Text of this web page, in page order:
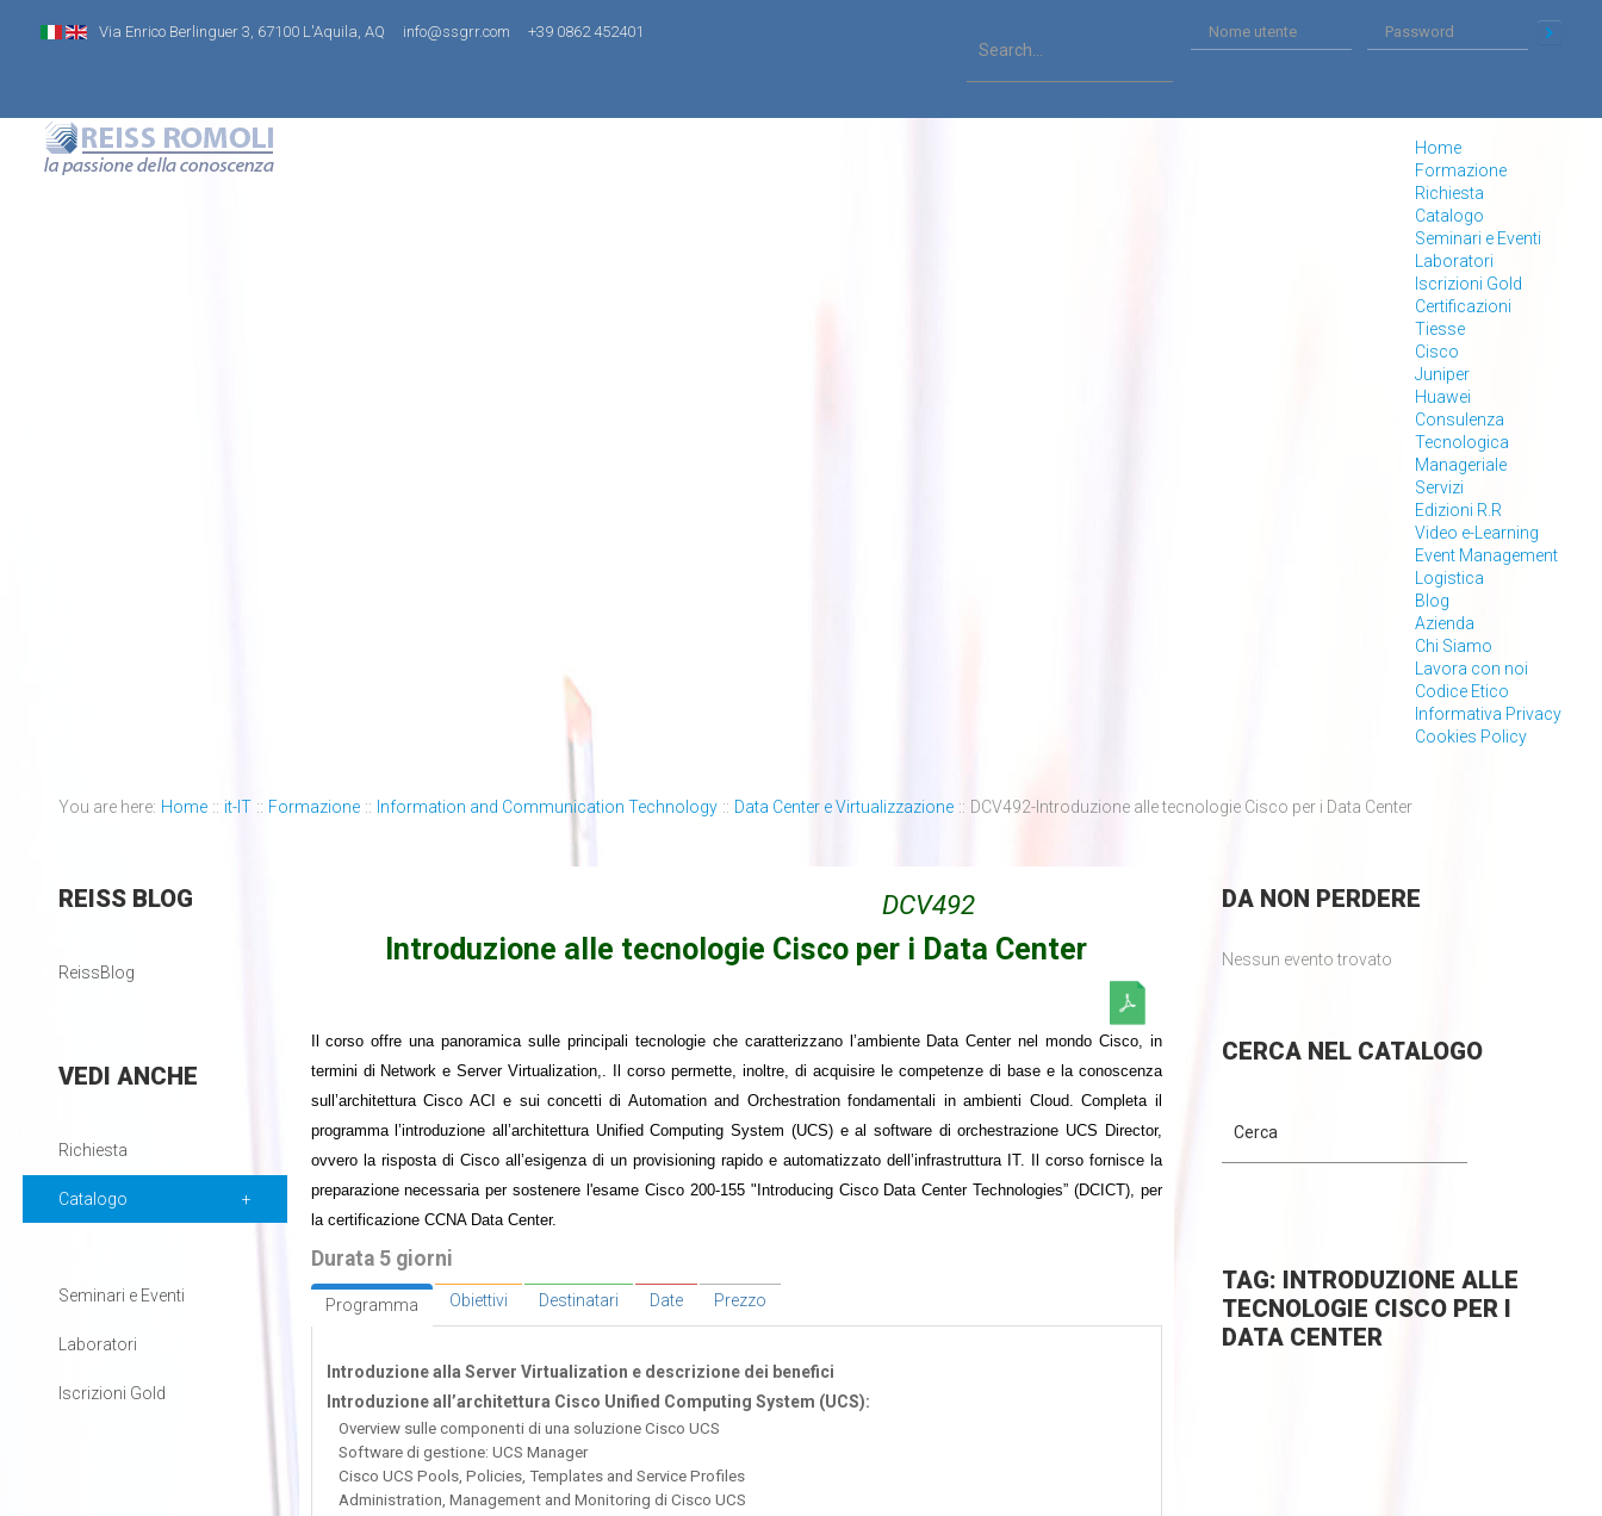
Via Enrico Berlinguer 3, 67100 L'Aquila, AQ info@ssgrr.com +39 0862 452401
Home
Formazione
Richiesta
Catalogo
Seminari e Eventi
Laboratori
Iscrizioni Gold
Certificazioni
Tiesse
Cisco
Juniper
Huawei
Consulenza
Tecnologica
Manageriale
Servizi
Edizioni R.R
Video e-Learning
Event Management
Logistica
Blog
Azienda
Chi Siamo
Lavora con noi
Codice Etico
Informativa Privacy
Cookies Policy
You are here: Home :: it-IT :: Formazione :: Information and Communication Technology :: Data Center e Virtualizzazione :: DCV492-Introduzione alle tecnologie Cisco per i Data Center
DCV492
Introduzione alle tecnologie Cisco per i Data Center
Il corso offre una panoramica sulle principali tecnologie che caratterizzano l’ambiente Data Center nel mondo Cisco, in
termini di Network e Server Virtualization,. Il corso permette, inoltre, di acquisire le competenze di base e la conoscenza
sull’architettura Cisco ACI e sui concetti di Automation and Orchestration fondamentali in ambienti Cloud. Completa il
programma l’introduzione all’architettura Unified Computing System (UCS) e al software di orchestrazione UCS Director,
ovvero la risposta di Cisco all’esigenza di un provisioning rapido e automatizzato dell’infrastruttura IT. Il corso fornisce la
preparazione necessaria per sostenere l'esame Cisco 200-155 "Introducing Cisco Data Center Technologies” (DCICT), per
la certificazione CCNA Data Center.
Durata 5 giorni
Programma Obiettivi Destinatari Date Prezzo
Introduzione alla Server Virtualization e descrizione dei benefici
Introduzione all’architettura Cisco Unified Computing System (UCS):
Overview sulle componenti di una soluzione Cisco UCS
Software di gestione: UCS Manager
Cisco UCS Pools, Policies, Templates and Service Profiles
Administration, Management and Monitoring di Cisco UCS
REISSBLOG
ReissBlog
VEDI ANCHE
Richiesta
Catalogo
Seminari e Eventi
Laboratori
Iscrizioni Gold
DANON PERDERE
Nessun evento trovato
CERCANEL CATALOGO
TAG: INTRODUZIONE ALLE
TECNOLOGIE CISCO PER I
DATA CENTER